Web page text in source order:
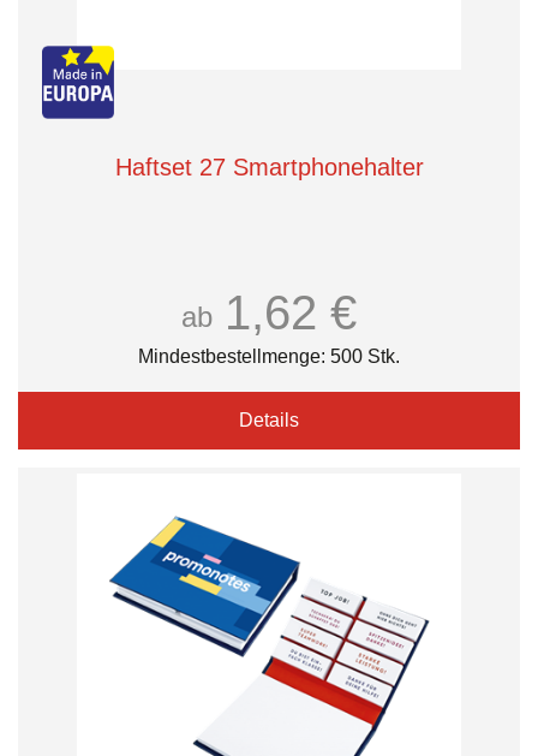
Haftset 27 Smartphonehalter
ab 1,62 €
Mindestbestellmenge: 500 Stk.
Details